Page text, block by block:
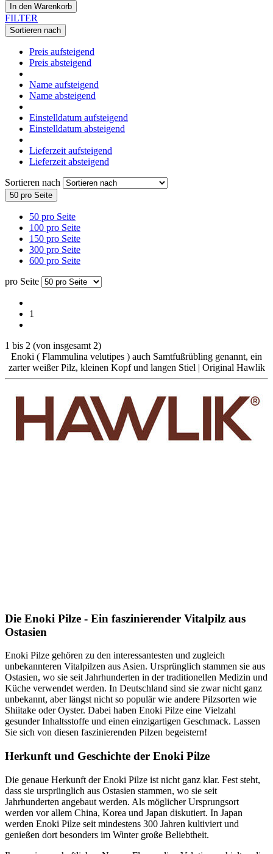
In den Warenkorb
FILTER
Sortieren nach
Preis aufsteigend
Preis absteigend
Name aufsteigend
Name absteigend
Einstelldatum aufsteigend
Einstelldatum absteigend
Lieferzeit aufsteigend
Lieferzeit absteigend
Sortieren nach
50 pro Seite
50 pro Seite
100 pro Seite
150 pro Seite
300 pro Seite
600 pro Seite
pro Seite
1
1 bis 2 (von insgesamt 2)
Enoki ( Flammulina velutipes ) auch Samtfußrübling genannt, ein
zarter weißer Pilz, kleinen Kopf und langen Stiel | Original Hawlik
Die Enoki Pilze - Ein faszinierender Vitalpilz aus
Ostasien
Enoki Pilze gehören zu den interessantesten und zugleich
unbekannteren Vitalpilzen aus Asien. Ursprünglich stammen sie aus
Ostasien, wo sie seit Jahrhunderten in der traditionellen Medizin und
Küche verwendet werden. In Deutschland sind sie zwar nicht ganz
unbekannt, aber längst nicht so populär wie andere Pilzsorten wie
Shiitake oder Oyster. Dabei haben Enoki Pilze eine Vielzahl
gesunder Inhaltsstoffe und einen einzigartigen Geschmack. Lassen
Sie sich von diesen faszinierenden Pilzen begeistern!
Herkunft und Geschichte der Enoki Pilze
Die genaue Herkunft der Enoki Pilze ist nicht ganz klar. Fest steht,
dass sie ursprünglich aus Ostasien stammen, wo sie seit
Jahrhunderten angebaut werden. Als möglicher Ursprungsort
werden vor allem China, Korea und Japan diskutiert. In Japan
werden Enoki Pilze seit mindestens 300 Jahren kultiviert und
genießen dort besonders im Winter große Beliebtheit.